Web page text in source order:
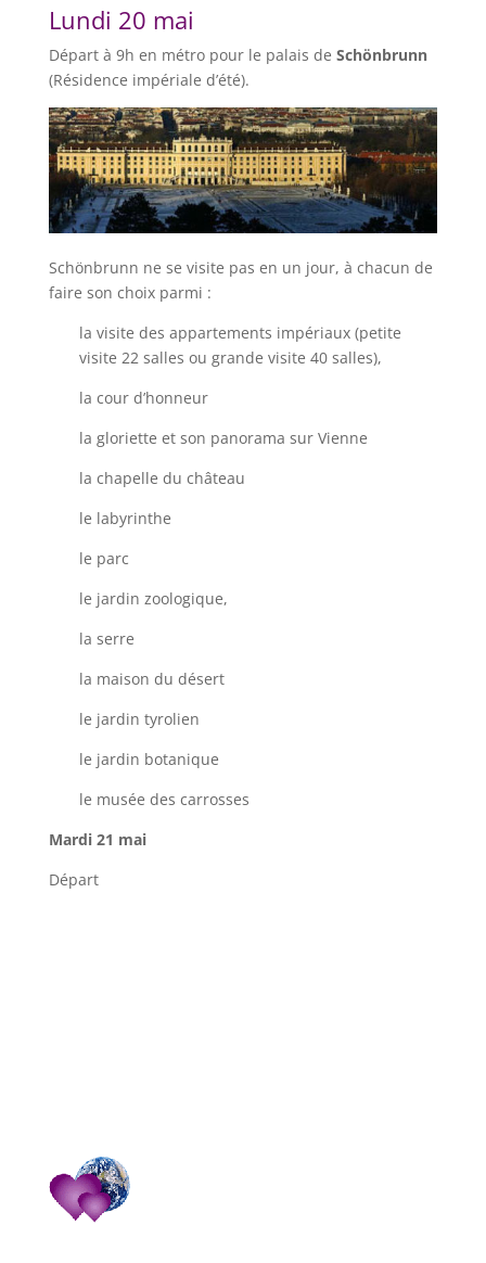
Lundi 20 mai
Départ à 9h en métro pour le palais de Schönbrunn
(Résidence impériale d’été).
Schönbrunn ne se visite pas en un jour, à chacun de
faire son choix parmi :
la visite des appartements impériaux (petite
visite 22 salles ou grande visite 40 salles),
la cour d’honneur
la gloriette et son panorama sur Vienne
la chapelle du château
le labyrinthe
le parc
le jardin zoologique,
la serre
la maison du désert
le jardin tyrolien
le jardin botanique
le musée des carrosses
Mardi 21 mai
Départ